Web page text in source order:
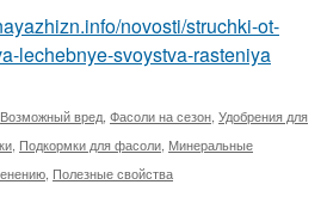
novosti/struchki-ot-
lechebnye-svoystva-rasteniya
Возможный вред Фасоли на сезон Удобрения для
Подкормки для фасоли Минеральные
Полезные свойства